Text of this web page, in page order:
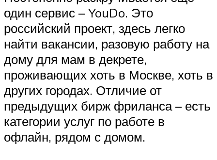
один сервис – YouDo. Это
российский проект, здесь легко
найти вакансии, разовую работу на
дому для мам в декрете,
проживающих хоть в Москве, хоть в
других городах. Отличие от
предыдущих бирж фриланса – есть
категории услуг по работе в
офлайн, рядом с домом.